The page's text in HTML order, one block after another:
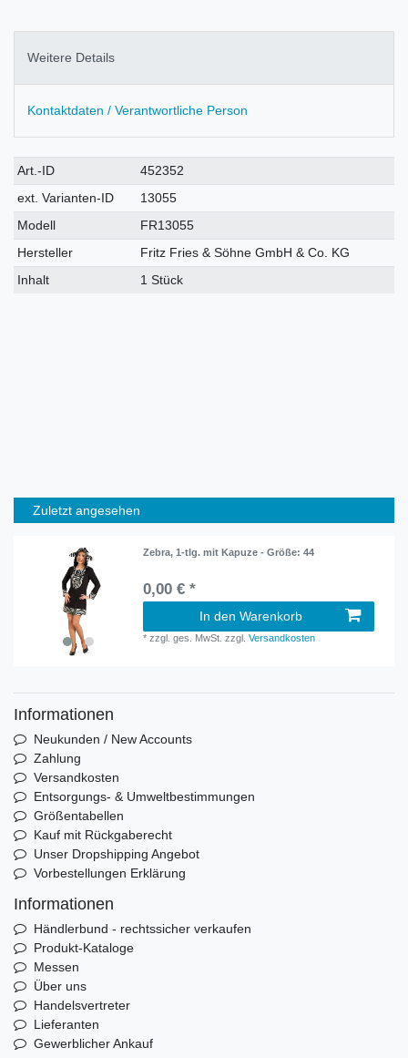
Weitere Details
Kontaktdaten / Verantwortliche Person
Technisches
Merkmal
Wert
Art.-ID
452352
ext. Varianten-ID
13055
Modell
FR13055
Hersteller
Fritz Fries & Söhne GmbH & Co. KG
Inhalt
1 Stück
Zuletzt angesehen
Zebra, 1-tlg. mit Kapuze - Größe: 44
0,00 € *
In den Warenkorb
*zzgl. ges. MwSt. zzgl.Versandkosten
Informationen
Neukunden / New Accounts
Zahlung
Versandkosten
Entsorgungs- & Umweltbestimmungen
Größentabellen
Kauf mit Rückgaberecht
Unser Dropshipping Angebot
Vorbestellungen Erklärung
Informationen
Händlerbund - rechtssicher verkaufen
Produkt-Kataloge
Messen
Über uns
Handelsvertreter
Lieferanten
Gewerblicher Ankauf